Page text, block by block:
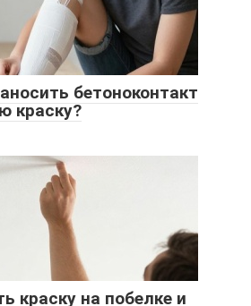
бетоноконтакт
краску?
краску на побелке и